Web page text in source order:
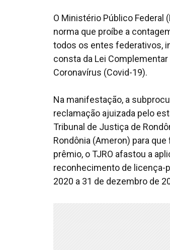
O Ministério Público Federal
norma que proíbe a
todos os entes federativos,
consta da Lei
Coronavírus (Covid-19).
Na manifestação, a
reclamação ajuizada pelo
Tribunal de Justiça de
Rondônia (Ameron) para
prêmio, o TJRO afastou a
reconhecimento de licença-
2020 a 31 de dezembro de